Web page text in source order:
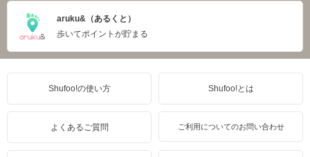
aruku&（あるくと）
歩いてポイントが貯まる
Shufoo!の使い方 Shufoo!とは
よくあるご質問 ご利用についてのお問い合わせ